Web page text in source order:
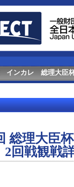
インカレ 総理大臣
総理大臣
回戦観戦